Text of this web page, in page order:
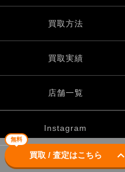
無料
買取 / 査定はこちら keyboard_arrow_down
買取方法
買取実績
店舗一覧
Instagram